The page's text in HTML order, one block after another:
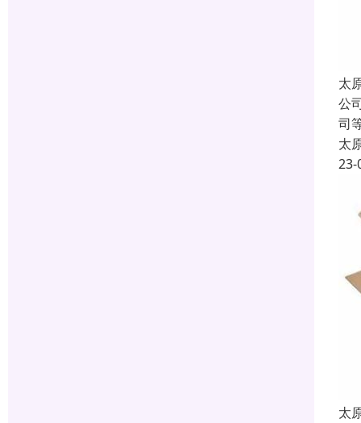
太
公
司
太
23-
太